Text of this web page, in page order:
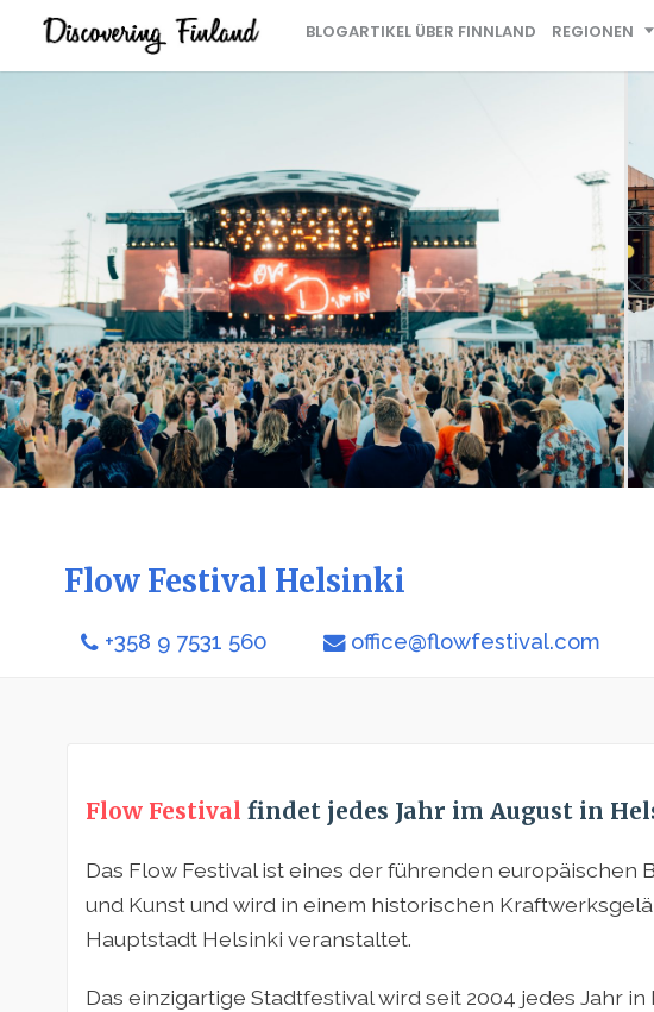
BLOGARTIKEL ÜBER FINNLAND REGIONEN
Flow Festival Helsinki
+358 9 7531 560 office@flowfestival.com
Flow Festival findet jedes Jahr im August in
Das Flow Festival ist eines der führenden europäischen
und Kunst und wird in einem historischen
Hauptstadt Helsinki veranstaltet.
Das einzigartige Stadtfestival wird seit 2004 jedes Jahr